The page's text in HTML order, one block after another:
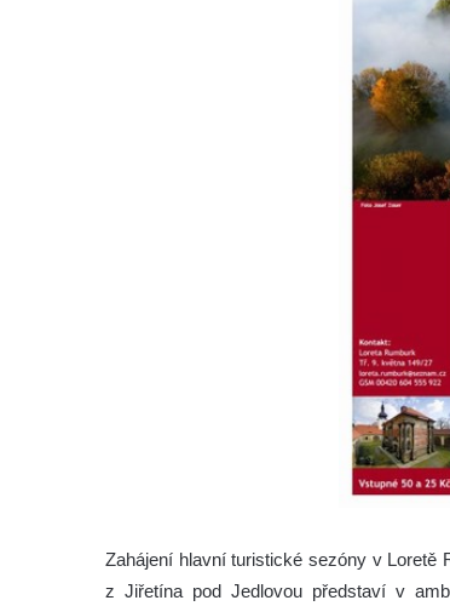
Zahájení hlavní turistické sezóny v Loretě
z Jiřetína pod Jedlovou představí v